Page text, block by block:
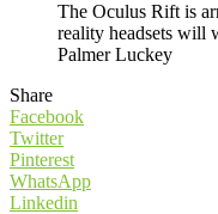
The Oculus Rift is
reality headsets will
Palmer Luckey
Share
Facebook
Twitter
Pinterest
WhatsApp
Linkedin